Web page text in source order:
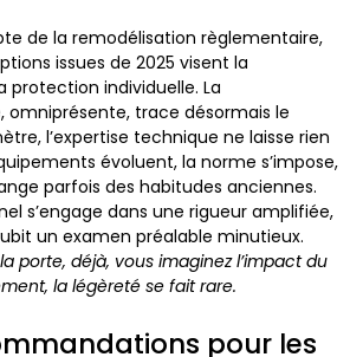
de la remodélisation règlementaire,
issues de 2025 visent la
protection individuelle. La
omniprésente, trace désormais le
l’expertise technique ne laisse rien
évoluent, la norme s’impose,
parfois des habitudes anciennes.
s’engage dans une rigueur amplifiée,
un examen préalable minutieux.
porte, déjà, vous imaginez l’impact du
la légèreté se fait rare.
pour les